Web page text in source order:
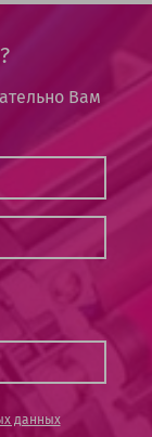
Вам
данных